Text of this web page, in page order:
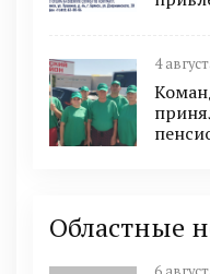
4
Областные